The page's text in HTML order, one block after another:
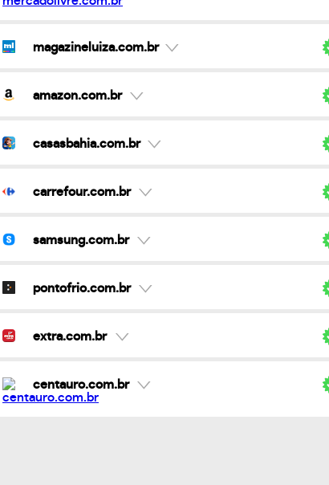
magazineluiza.com.br
amazon.com.br
casasbahia.com.br
carrefour.com.br
samsung.com.br
pontofrio.com.br
extra.com.br
centauro.com.br